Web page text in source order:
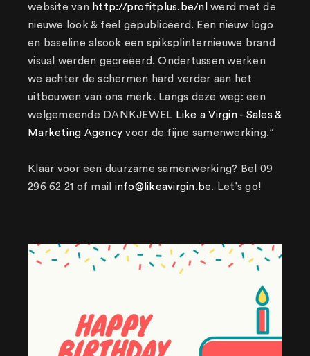
website van http://profitplus.be/nl werd met de
nieuwe look & feel gepubliceerd. Een nieuw logo
en baseline alsook een spiksplinternieuwe brand
visual werden gecreëerd. Ondertussen werken
we achter de schermen hard verder aan het
uitbouwen van ons merk. Langs deze weg: een
welgemeende DANKJEWEL Like a Virgin - Sales &
Marketing Agency voor de fijne samenwerking.”
Klaar voor een duurzame samenwerking? Bel 09
296 62 21 of mail info@likeavirgin.be. Let’s go!